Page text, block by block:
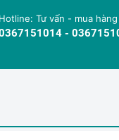
Hotline: Tư vấn - mua
-